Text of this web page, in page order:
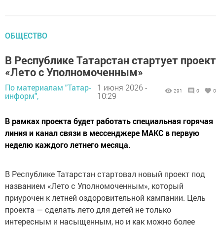
ОБЩЕСТВО
В Республике Татарстан стартует проект
«Лето с Уполномоченным»
По материалам "Татар-
информ",
1 июня 2026 -
10:29
291 0 0
В рамках проекта будет работать специальная горячая
линия и канал связи в мессенджере МАКС в первую
неделю каждого летнего месяца.
В Республике Татарстан стартовал новый проект под
названием «Лето с Уполномоченным», который
приурочен к летней оздоровительной кампании. Цель
проекта — сделать лето для детей не только
интересным и насыщенным, но и как можно более